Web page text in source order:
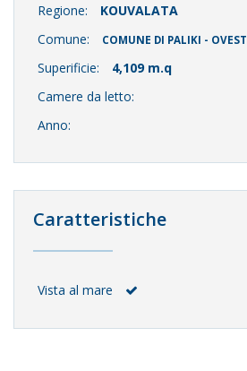
Regione:
KOUVALATA
Comune:
COMUNE DI PALIKI - OVEST
Superificie:
4,109 m.q
Camere da letto:
Anno:
Caratteristiche
Vista al mare